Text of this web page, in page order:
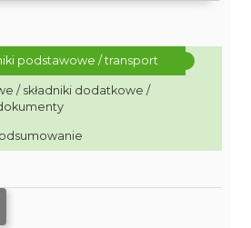
podstawowe / transport
/ składniki dodatkowe /